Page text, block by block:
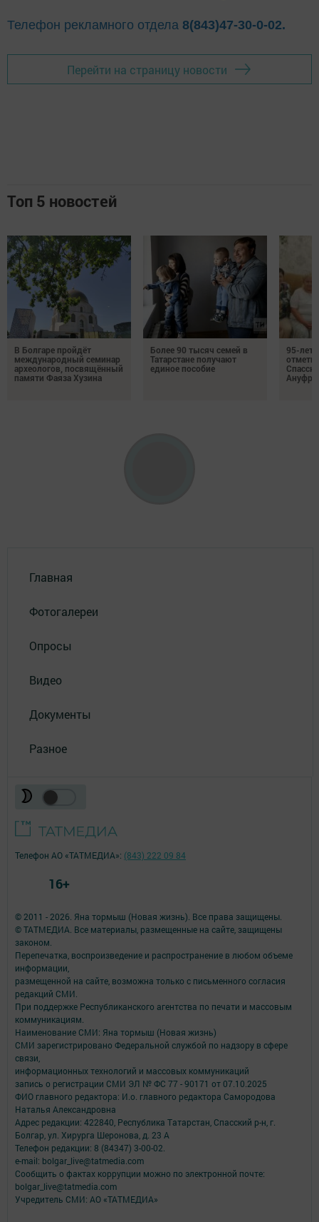
Телефон рекламного отдела 8(843)47-30-0-02.
Перейти на страницу новости
Топ 5 новостей
В Болгаре пройдёт
международный семинар
археологов, посвящённый
памяти Фаяза Хузина
Более 90 тысяч семей в
Татарстане получают
единое пособие
95-
Главная
Фотогалереи
Опросы
Видео
Документы
Разное
© 2011 - 2026. Яна тормыш (Новая жизнь). Все права защищены.
© ТАТМЕДИА. Все материалы, размещенные на сайте, защищены
законом.
Перепечатка, воспроизведение и распространение в любом объеме
информации,
размещенной на сайте, возможна только с письменного согласия
редакций СМИ.
При поддержке Республиканского агентства по печати и массовым
коммуникациям.
Наименование СМИ: Яна тормыш (Новая жизнь)
СМИ зарегистрировано Федеральной службой по надзору в сфере
связи,
информационных технологий и массовых коммуникаций
запись о регистрации СМИ ЭЛ № ФС 77 - 90171 от 07.10.2025
ФИО главного редактора: И.о. главного редактора Самородова
Наталья Александровна
Адрес редакции: 422840, Республика Татарстан, Спасский р-н, г.
Болгар, ул. Хирурга Шеронова, д. 23 А
Телефон редакции: 8 (84347) 3-00-02.
e-mail: bolgar_live@tatmedia.com
Сообщить о фактах коррупции можно по электронной почте:
bolgar_live@tatmedia.com
Учредитель СМИ: АО «ТАТМЕДИА»
Телефон АО «ТАТМЕДИА»: (843) 222 09 84
16+